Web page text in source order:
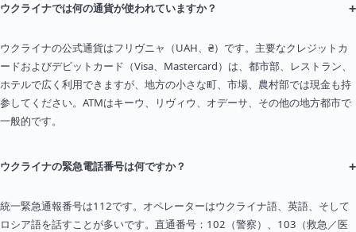
ウクライナでは何の通貨が使われていますか？ +
ウクライナの公式通貨はフリヴニャ（UAH、₴）です。主要なクレジットカ
ードおよびデビットカード（Visa、Mastercard）は、都市部、レストラン、
ホテルで広く利用できますが、地方の小さな町、市場、農村部では現金も持
参してください。ATMはキーウ、リヴィウ、オデーサ、その他の地方都市で
一般的です。
ウクライナの緊急電話番号は何ですか？ +
統一緊急通報番号は112です。オペレーターはウクライナ語、英語、そして
ロシア語を話すことが多いです。直通番号：102（警察）、103（救急／医